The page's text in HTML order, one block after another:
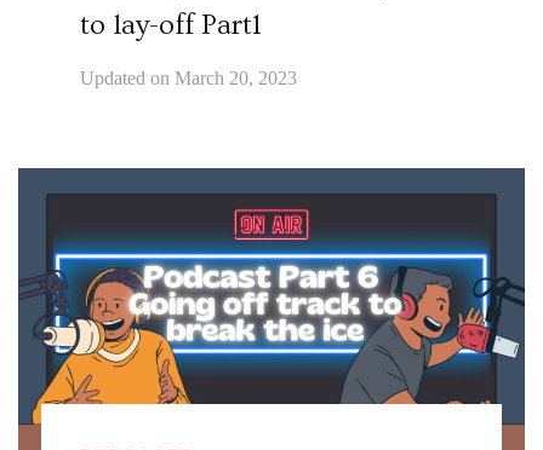
to lay-off Part1
Updated on March 20, 2023